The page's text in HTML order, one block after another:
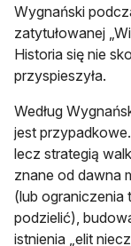
Wygnański
zatytułowanej
Historia się nie
przyspieszyła.
Według
jest
lecz strategią
znane od dawna
(lub ograniczenia
podzielić),
istnienia „elit